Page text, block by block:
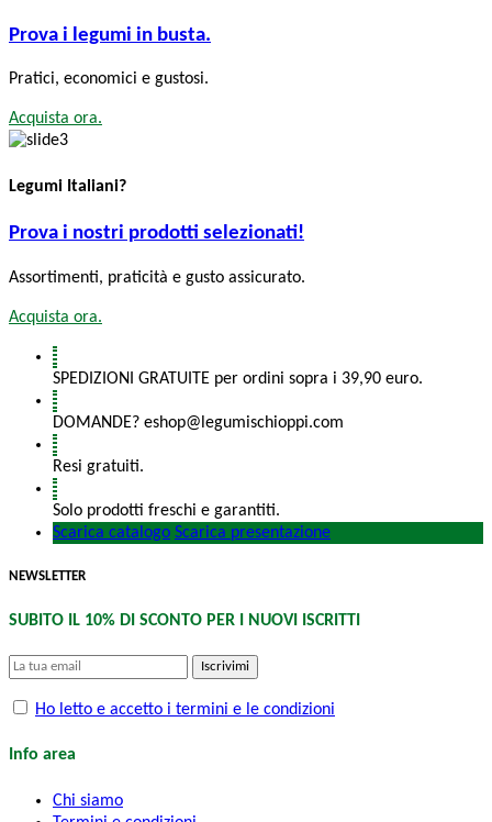
Prova i legumi in busta.
Pratici, economici e gustosi.
Acquista ora.
Legumi Italiani?
Prova i nostri prodotti selezionati!
Assortimenti, praticità e gusto assicurato.
Acquista ora.
SPEDIZIONI GRATUITE per ordini sopra i 39,90 euro.
DOMANDE? eshop@legumischioppi.com
Resi gratuiti.
Solo prodotti freschi e garantiti.
Scarica catalogo Scarica presentazione
NEWSLETTER
SUBITO IL 10% DI SCONTO PER I NUOVI ISCRITTI
Iscrivimi
Ho letto e accetto i termini e le condizioni
Info area
Chi siamo